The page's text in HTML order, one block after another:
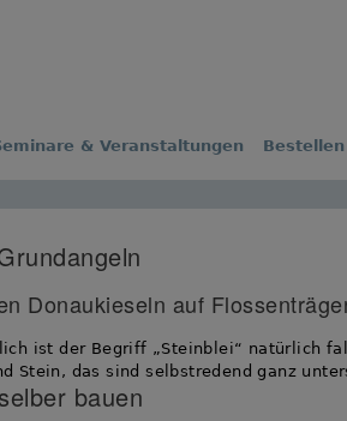
& Veranstaltungen
bauen
Donaukieseln auf
ist der Begriff „Steinblei“ natürlich
Stein, das sind selbstredend ganz